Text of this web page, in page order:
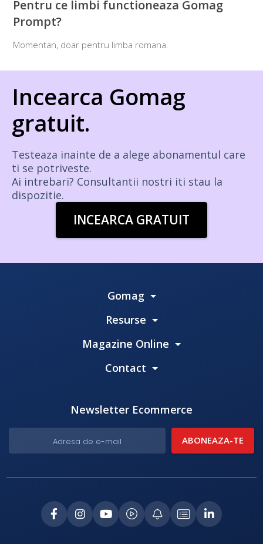
Pentru ce limbi functioneaza Gomag
Prompt?
Momentan, doar pentru limba romana.
Incearca Gomag
gratuit.
Testeaza inainte de a alege abonamentul care
ti se potriveste.
Ai intrebari? Consultantii nostri iti stau la
dispozitie.
INCEARCA GRATUIT
Gomag
Resurse
Magazine Online
Contact
Newsletter Ecommerce